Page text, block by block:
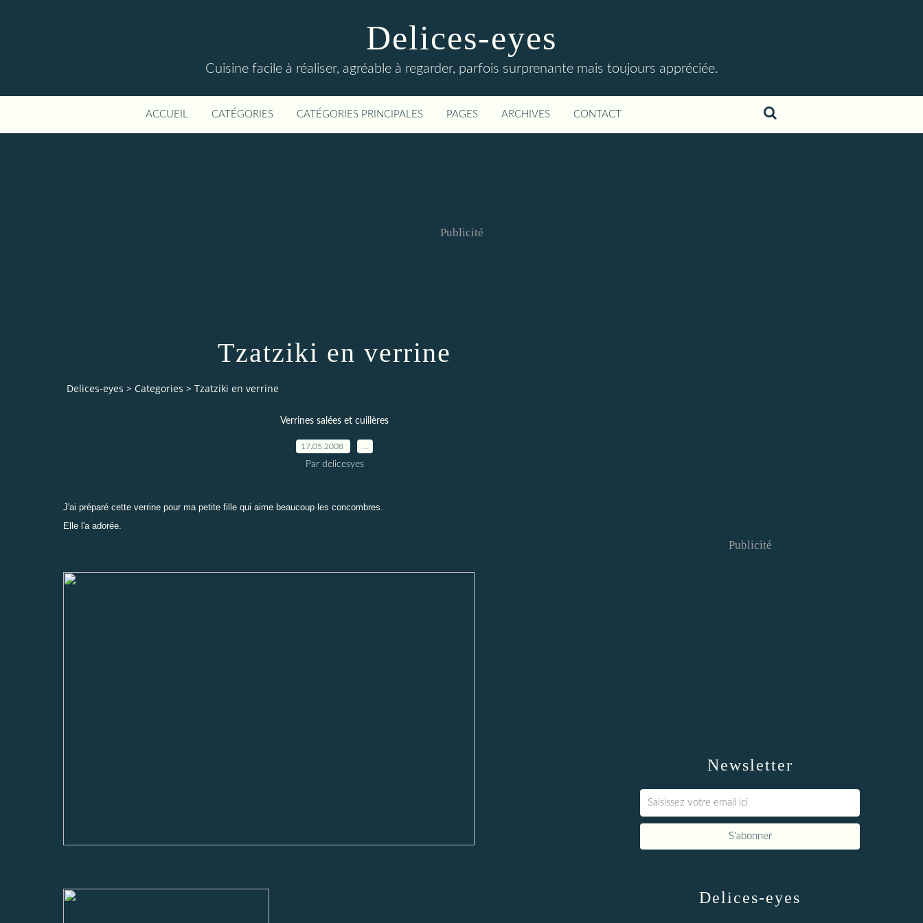
Delices-eyes
Cuisine facile à réaliser, agréable à regarder, parfois surprenante mais toujours appréciée.
ACCUEIL CATÉGORIES CATÉGORIES PRINCIPALES PAGES ARCHIVES CONTACT
Publicité
Tzatziki en verrine
Delices-eyes > Categories > Tzatziki en verrine
Verrines salées et cuillères
17.05.2008
Par delicesyes
J'ai préparé cette verrine pour ma petite fille qui aime beaucoup les concombres.
Elle l'a adorée.
Newsletter
Publicité
Delices-eyes